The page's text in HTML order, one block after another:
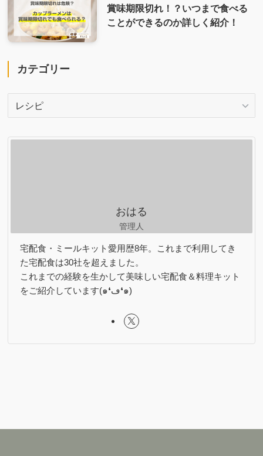
賞味期限切れ！？いつまで食べる
ことができるのか詳しく紹介！
カテゴリー
リ
おはる
管理人
宅配食・ミールキット愛用歴8年。これまで利用してき
た宅配食は30社を超えました。
これまでの経験を生かして美味しい宅配食＆料理キット
をご紹介しています(๑❛ڡ❛๑)